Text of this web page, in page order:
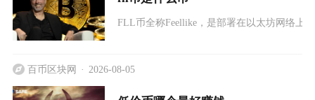
FLL币全称Feellike，是部署在以太坊网络上
百币区块网 2026-08-05